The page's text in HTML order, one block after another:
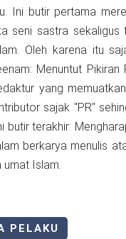
Ini butir pertama
seni sastra sekaligus
Oleh karena itu
Menuntut Pikiran
yang
sajak "PR"
terakhir:
berkarya menulis
umat Islam.
PELAKU